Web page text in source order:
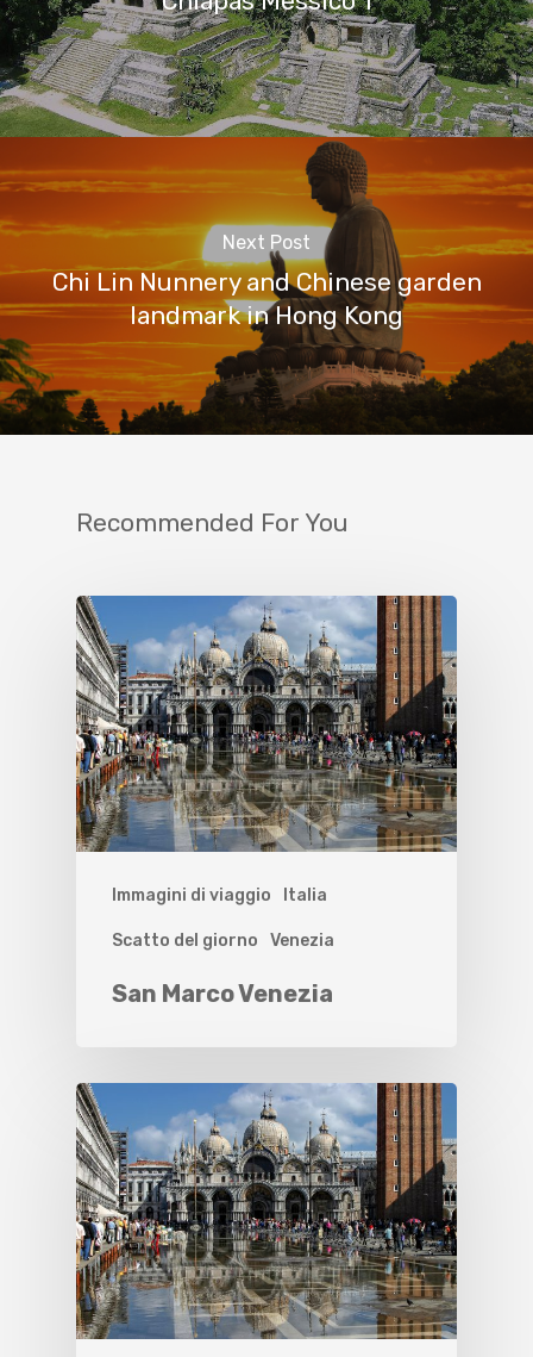
Next Post
Chi Lin Nunnery and Chinese garden
landmark in Hong Kong
Recommended For You
Immagini di viaggio Italia
Scatto del giorno Venezia
San Marco Venezia